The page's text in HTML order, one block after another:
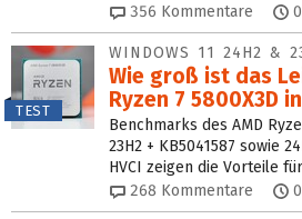
356 Kommentare
TEST
WINDOWS 11 24H2 &
Wie groß ist das
Ryzen 7 5800X3D
Benchmarks des AMD
23H2 + KB5041587 sowie
HVCI zeigen die Vorteile
268 Kommentare